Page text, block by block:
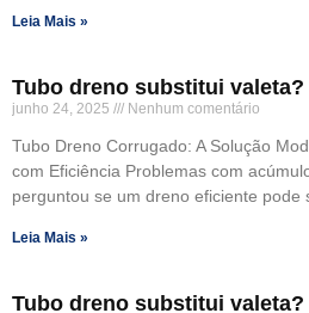
Leia Mais »
Tubo dreno substitui valeta?
junho 24, 2025 Nenhum comentário
Tubo Dreno Corrugado: A Solução
com Eficiência Problemas com
perguntou se um dreno eficiente pode
Leia Mais »
Tubo dreno substitui